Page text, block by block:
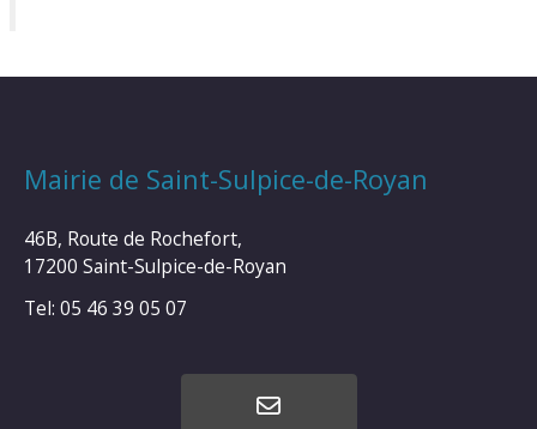
Mairie de Saint-Sulpice-de-Royan
46B, Route de Rochefort,
17200 Saint-Sulpice-de-Royan
Tel: 05 46 39 05 07